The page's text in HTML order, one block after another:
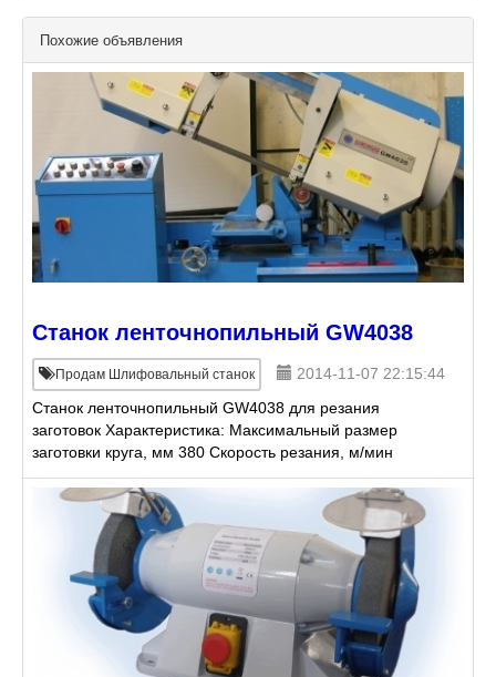
Похожие объявления
Станок ленточнопильный GW4038
Продам Шлифовальный станок
2014-11-07 22:15:44
Станок ленточнопильный GW4038 для резания
заготовок Характеристика: Максимальный размер
заготовки круга, мм 380 Скорость резания, м/мин
30/50/70 Максимальный размер за